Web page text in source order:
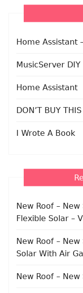
Home Assistant
MusicServer DIY
Home Assistant
DON’T BUY
I Wrote A Book
New Roof –
Flexible Solar –
New Roof – New
Solar With Air
New Roof – New